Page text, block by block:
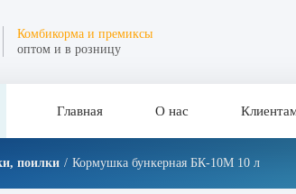
Комбикорма и премиксы
оптом и в розницу
Главная О нас
поилки Кормушка бункерная БК-10М 10 л